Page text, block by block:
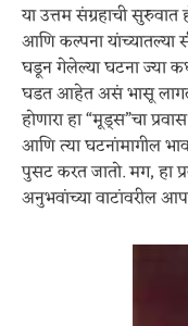
या उत्तम संग्रहाची
आणि कल्पना यांच्यातल्या
घडून गेलेल्या घटना ज्या
घडत आहेत असं भासू
होणारा हा “मूड्स”चा
आणि त्या घटनांमागील
पुसट करत जातो. मग, हा
अनुभवांच्या वाटांवरील